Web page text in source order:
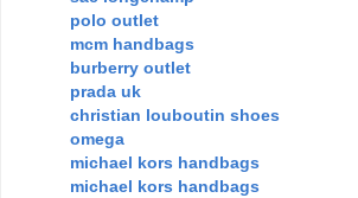
polo outlet
mcm handbags
burberry outlet
prada uk
christian louboutin shoes
omega
michael kors handbags
michael kors handbags